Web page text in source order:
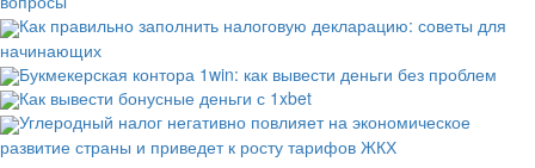
Как правильно заполнить налоговую декларацию: советы для
начинающих
Букмекерская контора 1win: как вывести деньги без проблем
Как вывести бонусные деньги с 1xbet
Углеродный налог негативно повлияет на экономическое
развитие страны и приведет к росту тарифов ЖКХ